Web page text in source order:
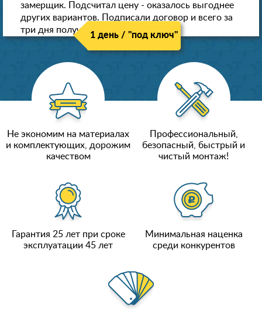
замерщик. Подсчитал цену - оказалось выгоднее
других вариантов. Подписали договор и всего за
три дня получили новые потолки!
1 день / "под ключ"
Не экономим на материалах
и комплектующих, дорожим
качеством
Профессиональный,
безопасный, быстрый и
чистый монтаж!
Гарантия 25 лет при сроке
эксплуатации 45 лет
Минимальная наценка
среди конкурентов